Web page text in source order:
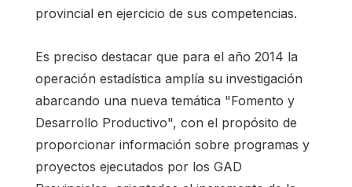
provincial en ejercicio de sus competencias.
Es preciso destacar que para el año 2014 la
operación estadística amplía su investigación
abarcando una nueva temática "Fomento y
Desarrollo Productivo", con el propósito de
proporcionar información sobre programas y
proyectos ejecutados por los GAD